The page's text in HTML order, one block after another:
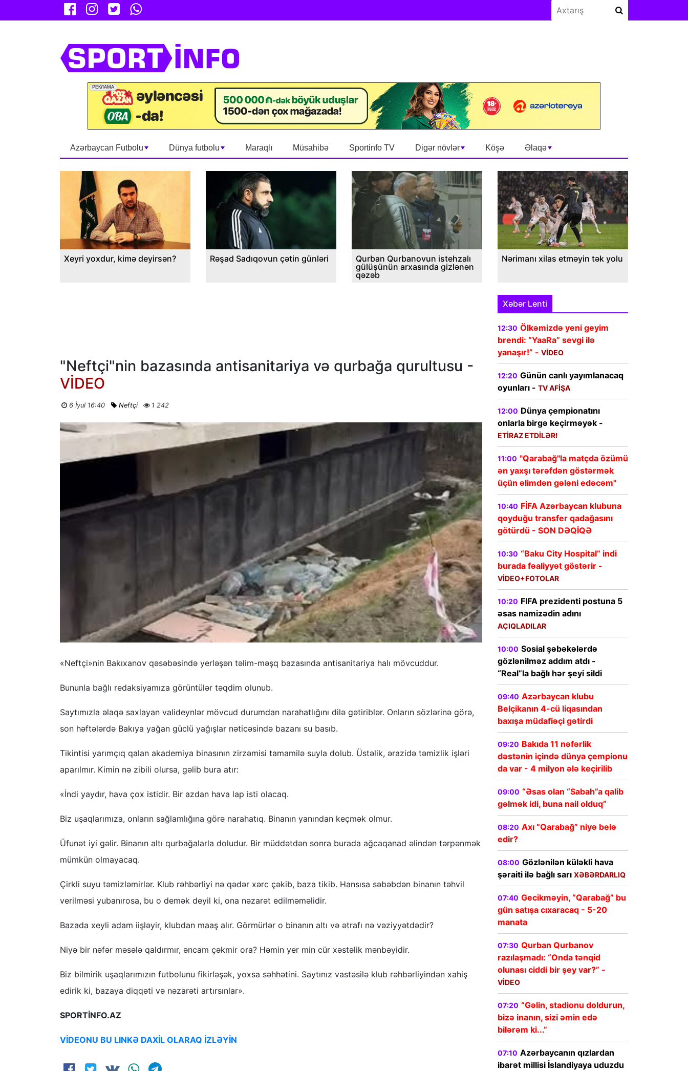
Azərbaycan Futbolu Dünya futbolu Maraqlı Müsahibə Sportinfo TV Digər növlər Köşə Əlaqə
Xeyri yoxdur, kimə deyirsən? Rəşad Sadıqovun çətin günləri
Qurban Qurbanovun istehzalı
gülüşünün arxasında gizlənən
qəzəb
Nərimanı xilas etməyin tək yolu
"Neftçi"nin bazasında antisanitariya və qurbağa qurultusu -
VİDEO
6 İyul 16:40 Neftçi 1 242
«Neftçi»nin Bakıxanov qəsəbəsində yerləşən təlim-məşq bazasında antisanitariya halı mövcuddur.
Bununla bağlı redaksiyamıza görüntülər təqdim olunub.
Saytımızla əlaqə saxlayan valideynlər mövcud durumdan narahatlığını dilə gətiriblər. Onların sözlərinə görə,
son həftələrdə Bakıya yağan güclü yağışlar nəticəsində bazanı su basıb.
Tikintisi yarımçıq qalan akademiya binasının zirzəmisi tamamilə suyla dolub. Üstəlik, ərazidə təmizlik işləri
aparılmır. Kimin nə zibili olursa, gəlib bura atır:
«İndi yaydır, hava çox istidir. Bir azdan hava lap isti olacaq.
Biz uşaqlarımıza, onların sağlamlığına görə narahatıq. Binanın yanından keçmək olmur.
Üfunət iyi gəlir. Binanın altı qurbağalarla doludur. Bir müddətdən sonra burada ağcaqanad əlindən tərpənmək
mümkün olmayacaq.
Çirkli suyu təmizləmirlər. Klub rəhbərliyi nə qədər xərc çəkib, baza tikib. Hansısa səbəbdən binanın təhvil
verilməsi yubanırosa, bu o demək deyil ki, ona nəzarət edilməməlidir.
Bazada xeyli adam iişləyir, klubdan maaş alır. Görmürlər o binanın altı və ətrafı nə vəziyyətdədir?
Niyə bir nəfər məsələ qaldırmır, əncam çəkmir ora? Həmin yer min cür xəstəlik mənbəyidir.
Biz bilmirik uşaqlarımızın futbolunu fikirləşək, yoxsa səhhətini. Saytınız vastəsilə klub rəhbərliyindən xahiş
edirik ki, bazaya diqqəti və nəzarəti artırsınlar».
SPORTİNFO.AZ
VİDEONU BU LINKƏ DAXİL OLARAQ İZLƏYİN
Xəbər Lenti
12:30 Ölkəmizdə yeni geyim
brendi: “YaaRa” sevgi ilə
yanaşır!” - VİDEO
12:20 Günün canlı yayımlanacaq
oyunları - TV AFİŞA
12:00 Dünya çempionatını
onlarla birgə keçirməyək -
ETİRAZ ETDİLƏR!
11:00 "Qarabağ"la matçda özümü
ən yaxşı tərəfdən göstərmək
üçün əlimdən gələni edəcəm"
10:40 FİFA Azərbaycan klubuna
qoyduğu transfer qadağasını
götürdü - SON DƏQİQƏ
10:30 “Baku City Hospital” indi
burada fəaliyyət göstərir -
VİDEO+FOTOLAR
10:20 FIFA prezidenti postuna 5
əsas namizədin adını
AÇIQLADILAR
10:00 Sosial şəbəkələrdə
gözlənilməz addım atdı -
“Real”la bağlı hər şeyi sildi
09:40 Azərbaycan klubu
Belçikanın 4-cü liqasından
baxışa müdafiəçi gətirdi
09:20 Bakıda 11 nəfərlik
dəstənin içində dünya çempionu
da var - 4 milyon ələ keçirilib
09:00 “Əsas olan “Sabah”a qalib
gəlmək idi, buna nail olduq”
08:20 Axı “Qarabağ” niyə belə
edir?
08:00 Gözlənilən küləkli hava
şəraiti ilə bağlı sarı XƏBƏRDARLIQ
07:40 Gecikməyin, “Qarabağ” bu
gün satışa cıxaracaq - 5-20
manata
07:30 Qurban Qurbanov
razılaşmadı: “Onda tənqid
olunası ciddi bir şey var?” -
VİDEO
07:20 “Gəlin, stadionu doldurun,
bizə inanın, sizi əmin edə
bilərəm ki...”
07:10 Azərbaycanın qızlardan
ibarət millisi İslandiyaya uduzdu